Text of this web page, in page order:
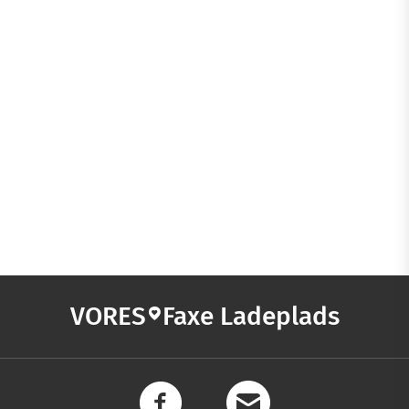
VORES Faxe Ladeplads